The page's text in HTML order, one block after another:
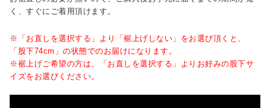
く、すぐにご着用頂けます。
※「お直しを選択する」より「裾上げしない」をお選び頂くと、
「股下74cm」の状態でのお届けになります。
※裾上げご希望の方は、「お直しを選択する」よりお好みの股下サ
イズをお選びください。